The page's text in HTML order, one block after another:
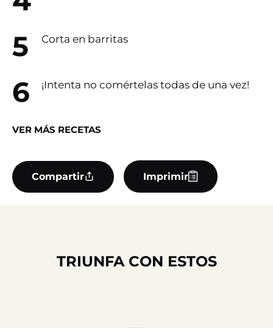
Corta en barritas
¡Intenta no comértelas todas de una vez!
VER MÁS RECETAS
Compartir Imprimir
TRIUNFA CON ESTOS